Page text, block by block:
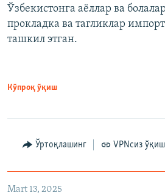
Ўзбекистонга аёллар ва
прокладка ва тагликлар
ташкил этган.
Кўпроқ ўқиш
Ўртоқлашинг VPNсиз ўқиш
Mart 13, 2025